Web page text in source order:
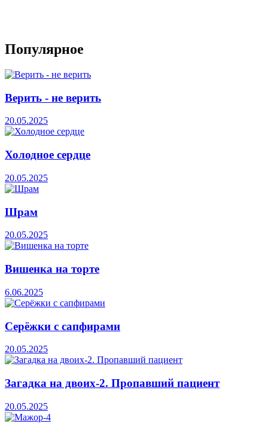
Популярное
Верить - не верить
20.05.2025
Холодное сердце
20.05.2025
Шрам
20.05.2025
Вишенка на торте
6.06.2025
Серёжки с сапфирами
20.05.2025
Загадка на двоих-2. Пропавший пациент
20.05.2025